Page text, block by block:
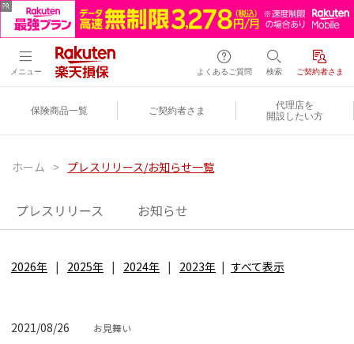
メニュー よくあるご質問 検索 ご契約者さま
保険商品一覧 ご契約者さま
代理店を
開設したい方
ホーム > プレスリリース/お知らせ一覧
プレスリリース お知らせ
2026年 2025年 2024年 2023年 すべて表示
2021/08/26 お見舞い